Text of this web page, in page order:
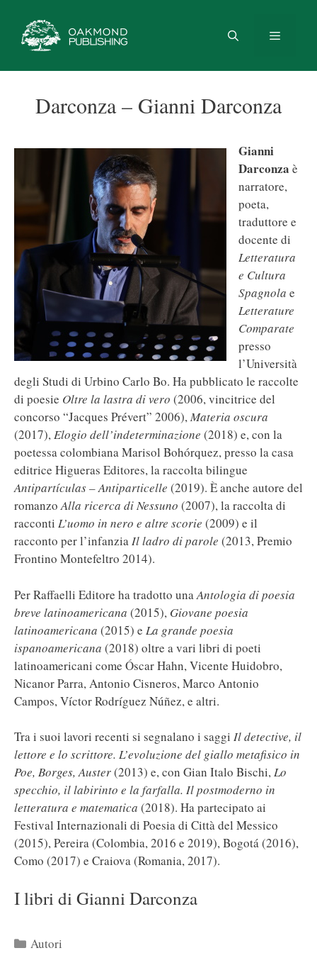
contenuto
Darconza – Gianni Darconza
Gianni
Darconza è
narratore,
poeta,
traduttore e
docente di
Letteratura
e Cultura
Spagnola e
Letterature
Comparate
presso
l’Università
degli Studi di Urbino Carlo Bo. Ha pubblicato le raccolte
di poesie Oltre la lastra di vero (2006, vincitrice del
concorso “Jacques Prévert” 2006),Materia oscura
(2017),Elogio dell’indeterminazione (2018) e, con la
poetessa colombiana Marisol Bohórquez, presso la casa
editrice Higueras Editores, la raccolta bilingue
Antipartículas – Antiparticelle (2019). È anche autore del
romanzoAlla ricerca di Nessuno (2007), la raccolta di
racconti L’uomo in nero e altre scorie (2009) e il
racconto per l’infanziaIl ladro di parole (2013, Premio
Frontino Montefeltro 2014).
Per Raffaelli Editore ha tradotto una Antologia di poesia
breve latinoamericana (2015), Giovane poesia
latinoamericana (2015) e La grande poesia
ispanoamericana (2018) oltre a vari libri di poeti
latinoamericani come Óscar Hahn, Vicente Huidobro,
Nicanor Parra, Antonio Cisneros, Marco Antonio
Campos, Víctor Rodríguez Núñez, e altri.
Tra i suoi lavori recenti si segnalano i saggi Il detective, il
lettore e lo scrittore. L’evoluzione del giallo metafisico in
Poe, Borges, Auster(2013) e, con Gian Italo Bischi,Lo
specchio, il labirinto e la farfalla. Il postmoderno in
letteratura e matematica (2018). Ha partecipato ai
Festival Internazionali di Poesia di Città del Messico
(2015), Pereira (Colombia, 2016 e 2019), Bogotá (2016),
Como (2017) e Craiova (Romania, 2017).
I libri di Gianni Darconza
Categorie
Autori